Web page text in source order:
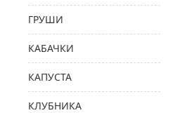
ГРУШИ
КАБАЧКИ
КАПУСТА
КЛУБНИКА